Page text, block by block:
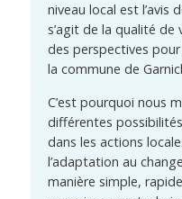
niveau local est l’avis
s’agit de la qualité de
des perspectives
la commune de
C’est pourquoi nous
différentes
dans les actions
l’adaptation au
manière simple,